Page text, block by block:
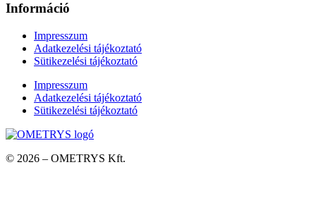
Információ
Impresszum
Adatkezelési tájékoztató
Sütikezelési tájékoztató
Impresszum
Adatkezelési tájékoztató
Sütikezelési tájékoztató
© 2026 – OMETRYS Kft.